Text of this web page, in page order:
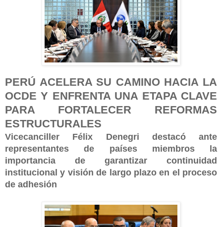
PERÚ ACELERA SU CAMINO HACIA LA
OCDE Y ENFRENTA UNA ETAPA CLAVE
PARA FORTALECER REFORMAS
ESTRUCTURALES
Vicecanciller Félix Denegri destacó ante
representantes de países miembros la
importancia de garantizar continuidad
institucional y visión de largo plazo en el proceso
de adhesión